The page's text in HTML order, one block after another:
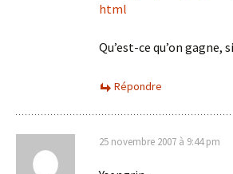
html
Qu’est-ce qu’on gagne,
Répondre
25 novembre 2007 à 9:44 pm